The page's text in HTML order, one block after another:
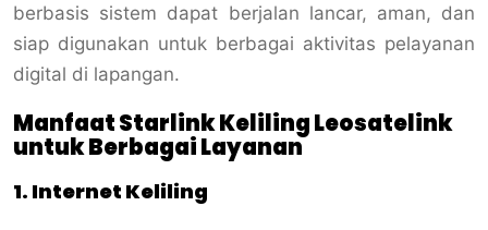
berbasis sistem dapat berjalan lancar, aman, dan
siap digunakan untuk berbagai aktivitas pelayanan
digital di lapangan.
Manfaat Starlink Keliling Leosatelink
untuk Berbagai Layanan
1. Internet Keliling